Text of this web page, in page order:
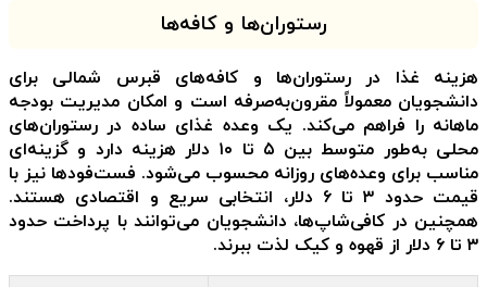
رستوران‌ها و کافه‌ها
هزینه غذا در رستوران‌ها و کافه‌های قبرس شمالی برای
دانشجویان معمولاً مقرون‌به‌صرفه است و امکان مدیریت بودجه
ماهانه را فراهم می‌کند. یک وعده غذای ساده در رستوران‌های
محلی به‌طور متوسط بین ۵ تا ۱۰ دلار هزینه دارد و گزینه‌ای
مناسب برای وعده‌های روزانه محسوب می‌شود. فست‌فودها نیز با
قیمت حدود ۳ تا ۶ دلار، انتخابی سریع و اقتصادی هستند.
همچنین در کافی‌شاپ‌ها، دانشجویان می‌توانند با پرداخت حدود
۳ تا ۶ دلار از قهوه و کیک لذت ببرند.